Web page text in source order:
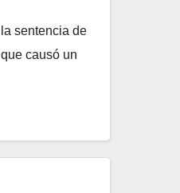
sentencia de
causó un